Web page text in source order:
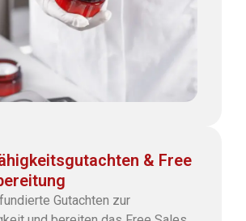
& Free
Gutachten zur